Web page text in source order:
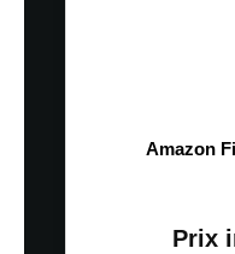
Amazon
Prix